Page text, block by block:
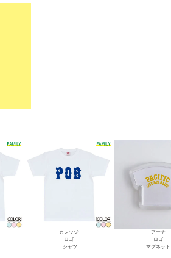
カレッジ
ロゴ
Tシャツ
アーチ
ロゴ
マグネット